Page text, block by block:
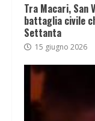
Tra Macari, San
battaglia civile
Settanta
15 giugno 2026